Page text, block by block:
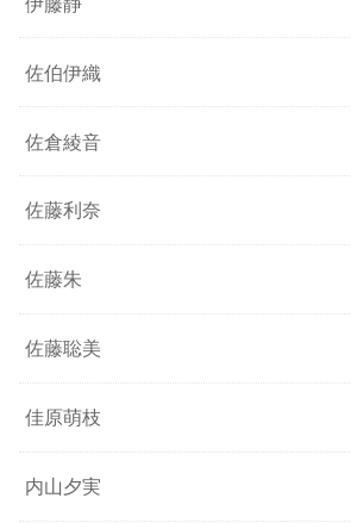
佐伯伊織
佐倉綾音
佐藤利奈
佐藤朱
佐藤聡美
佳原萌枝
内山夕実